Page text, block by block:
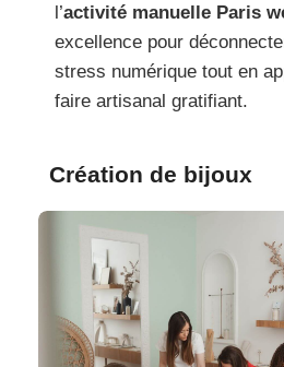
l’activité manuelle Paris
excellence pour
stress numérique tout en
faire artisanal gratifiant.
Création de bijoux